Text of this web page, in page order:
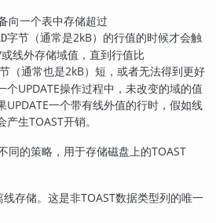
向一个表中存储超过
字节（通常是2kB）的行值的时候才会触
线外存储域值，直到行值比
（通常也是2kB）短，或者无法得到更好
个UPDATE操作过程中，未改变的域的值
UPDATE一个带有线外值的行时，假如线
产生TOAST开销。
同的策略，用于存储磁盘上的TOAST
线存储。这是非TOAST数据类型列的唯一